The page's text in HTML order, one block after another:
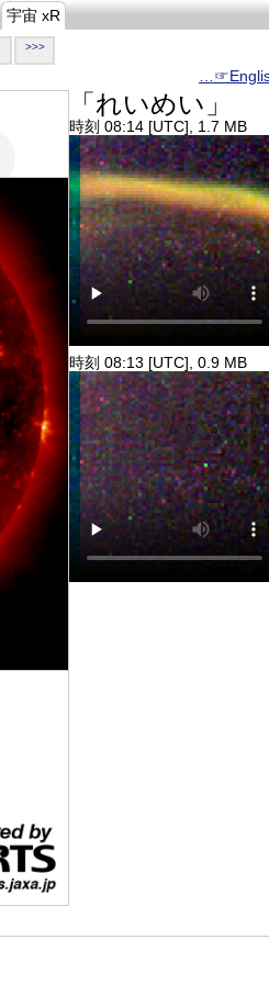
宇宙 xR
>>>
「れいめい」
時刻 08:14 [UTC], 1.7 MB
時刻 08:13 [UTC], 0.9 MB